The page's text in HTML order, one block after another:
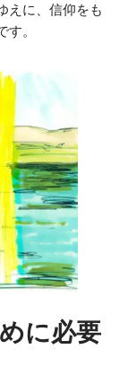
えに、信仰をも
。
に必要